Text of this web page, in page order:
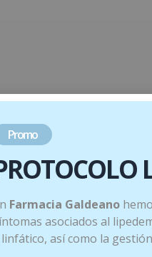
Promo
Farmacia Galdeano
asociados al
así como la